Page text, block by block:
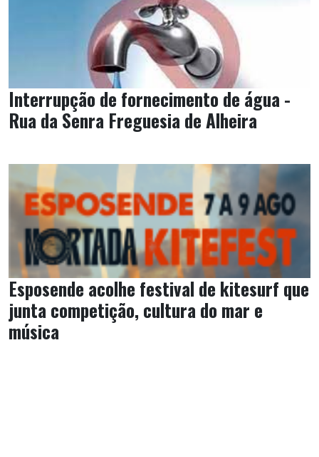
Interrupção de fornecimento de água -
Rua da Senra Freguesia de Alheira
Esposende acolhe festival de kitesurf que
junta competição, cultura do mar e
música